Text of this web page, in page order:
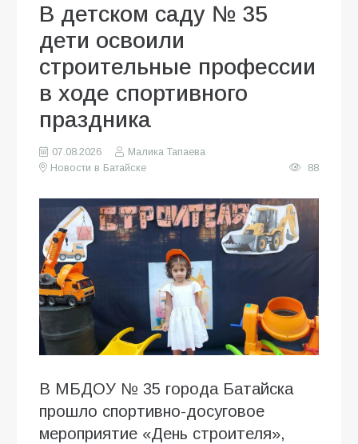
В детском саду № 35
дети освоили
строительные профессии
в ходе спортивного
праздника
07.08.2026
Малика Тапаева
Новости в Батайске
88
В МБДОУ № 35 города Батайска
прошло спортивно-досуговое
мероприятие «День строителя»,